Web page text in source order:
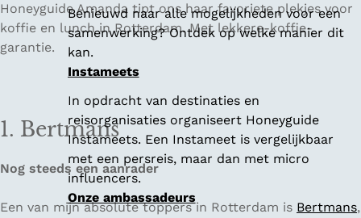
Benieuwd naar alle mogelijkheden voor een
samenwerking? Ontdek op welke manier dit
kan.
Instameets
In opdracht van destinaties en
reisorganisaties organiseert Honeyguide
Instameets. Een Instameet is vergelijkbaar
met een persreis, maar dan met micro
influencers.
Onze ambassadeurs
Honeyguide Amanda tipt ons haar favoriete plekjes voor
koffie en lunch in Rotterdam. Met lekkere-koffie-
garantie.
1. Bertmans
Nog steeds een aanrader
Een van mijn absolute toppers in Rotterdam is Bertmans,